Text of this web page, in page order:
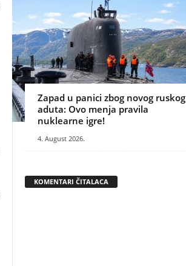
Zapad u panici zbog novog ruskog
aduta: Ovo menja pravila
nuklearne igre!
4. August 2026.
KOMENTARI ČITALACA